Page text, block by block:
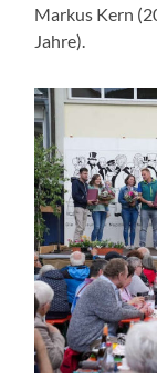
Markus Kern
Jahre).